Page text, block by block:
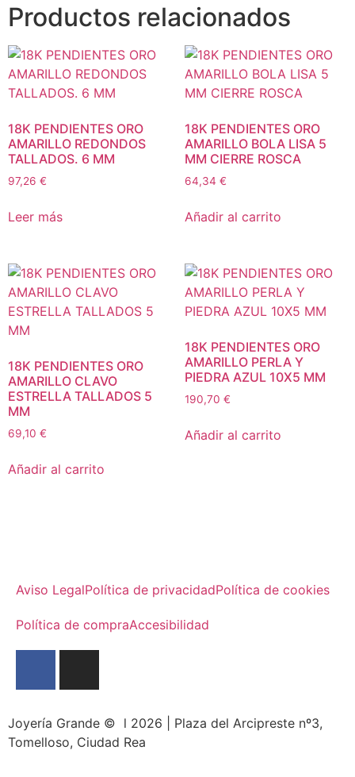
Productos relacionados
18K PENDIENTES ORO
AMARILLO REDONDOS
TALLADOS. 6 MM
97,26 €
Leer más
18K PENDIENTES ORO
AMARILLO BOLA LISA 5
MM CIERRE ROSCA
64,34 €
Añadir al carrito
18K PENDIENTES ORO
AMARILLO CLAVO
ESTRELLA TALLADOS 5
MM
69,10 €
Añadir al carrito
18K PENDIENTES ORO
AMARILLO PERLA Y
PIEDRA AZUL 10X5 MM
190,70 €
Añadir al carrito
Aviso LegalPolítica de privacidadPolítica de cookies
Política de compraAccesibilidad
Joyería Grande © l 2026 | Plaza del Arcipreste nº3,
Tomelloso, Ciudad Rea